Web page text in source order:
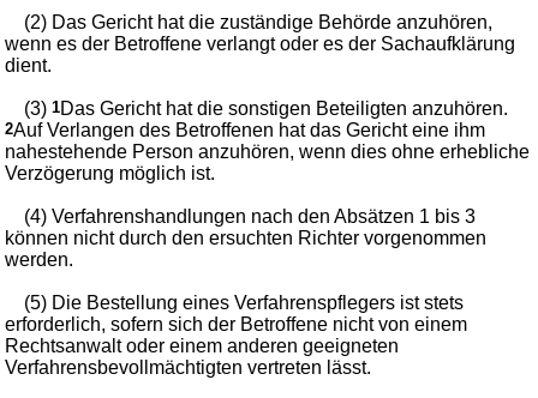
(2) Das Gericht hat die zuständige Behörde anzuhören,
wenn es der Betroffene verlangt oder es der Sachaufklärung
dient.
(3)1Das Gericht hat die sonstigen Beteiligten anzuhören.
2Auf Verlangen des Betroffenen hat das Gericht eine ihm
nahestehende Person anzuhören, wenn dies ohne erhebliche
Verzögerung möglich ist.
(4) Verfahrenshandlungen nach den Absätzen 1 bis 3
können nicht durch den ersuchten Richter vorgenommen
werden.
(5) Die Bestellung eines Verfahrenspflegers ist stets
erforderlich, sofern sich der Betroffene nicht von einem
Rechtsanwalt oder einem anderen geeigneten
Verfahrensbevollmächtigten vertreten lässt.